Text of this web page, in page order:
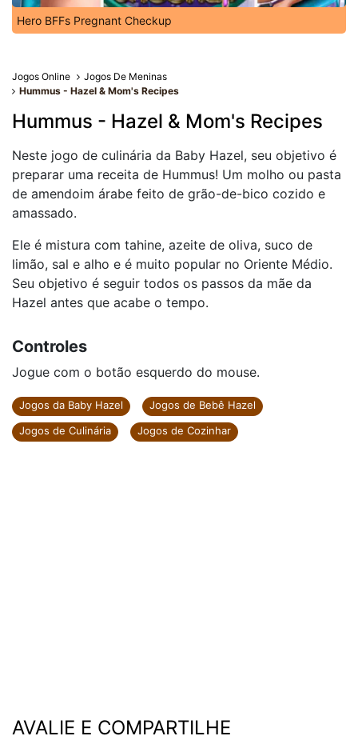
Hero BFFs Pregnant Checkup
Jogos Online
Jogos De Meninas
Hummus - Hazel & Mom's Recipes
Hummus - Hazel & Mom's Recipes
Neste jogo de culinária da Baby Hazel, seu objetivo é
preparar uma receita de Hummus! Um molho ou pasta
de amendoim árabe feito de grão-de-bico cozido e
amassado.
Ele é mistura com tahine, azeite de oliva, suco de
limão, sal e alho e é muito popular no Oriente Médio.
Seu objetivo é seguir todos os passos da mãe da
Hazel antes que acabe o tempo.
Controles
Jogue com o botão esquerdo do mouse.
Jogos da Baby Hazel
Jogos de Bebê Hazel
Jogos de Culinária
Jogos de Cozinhar
AVALIE E COMPARTILHE